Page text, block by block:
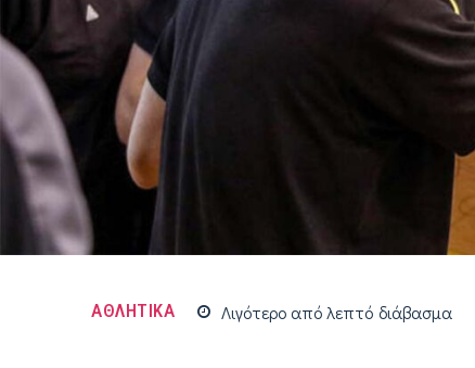
ΑΘΛΗΤΙΚΑ Λιγότερο απόλεπτό διάβασμα